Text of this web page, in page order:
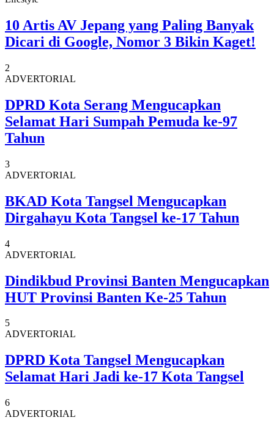
10 Artis AV Jepang yang Paling Banyak
Dicari di Google, Nomor 3 Bikin Kaget!
2
ADVERTORIAL
DPRD Kota Serang Mengucapkan
Selamat Hari Sumpah Pemuda ke-97
Tahun
3
ADVERTORIAL
BKAD Kota Tangsel Mengucapkan
Dirgahayu Kota Tangsel ke-17 Tahun
4
ADVERTORIAL
Dindikbud Provinsi Banten Mengucapkan
HUT Provinsi Banten Ke-25 Tahun
5
ADVERTORIAL
DPRD Kota Tangsel Mengucapkan
Selamat Hari Jadi ke-17 Kota Tangsel
6
ADVERTORIAL